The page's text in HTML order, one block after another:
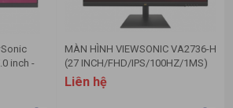
inch -
MÀN HÌNH VIEWSONIC VA2736-H
(27 INCH/FHD/IPS/100HZ/1MS)
Liên hệ